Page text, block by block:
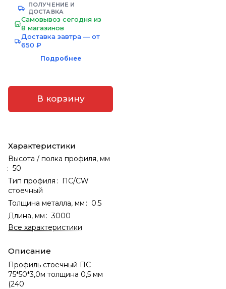
ПОЛУЧЕНИЕ И
ДОСТАВКА
Самовывоз сегодня из
8 магазинов
Доставка завтра — от
650 ₽
Подробнее
В корзину
Характеристики
Высота / полка профиля, мм
: 50
Тип профиля : ПС/CW
стоечный
Толщина металла, мм : 0.5
Длина, мм : 3000
Все характеристики
Описание
Профиль стоечный ПС
75*50*3,0м толщина 0,5 мм
(240